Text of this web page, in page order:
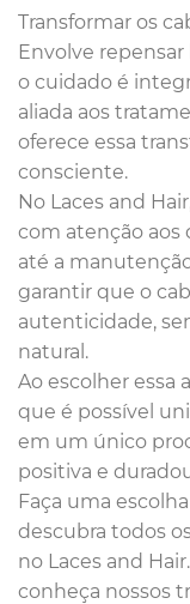
Transformar os
Envolve
o cuidado é
aliada aos
oferece essa
consciente.
No Laces and
com atenção aos
até a
garantir que o
autenticidade,
natural.
Ao escolher essa
que é possível
em um único
positiva e
Faça uma
descubra todos
no Laces and
conheça nossos